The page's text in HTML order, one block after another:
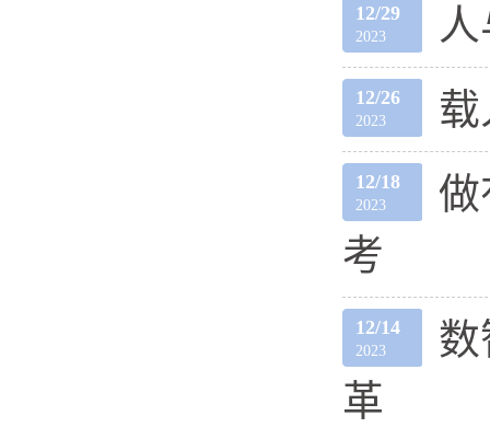
12/29
2023
12/26
2023
12/18
2023
做
考
12/14
2023
革